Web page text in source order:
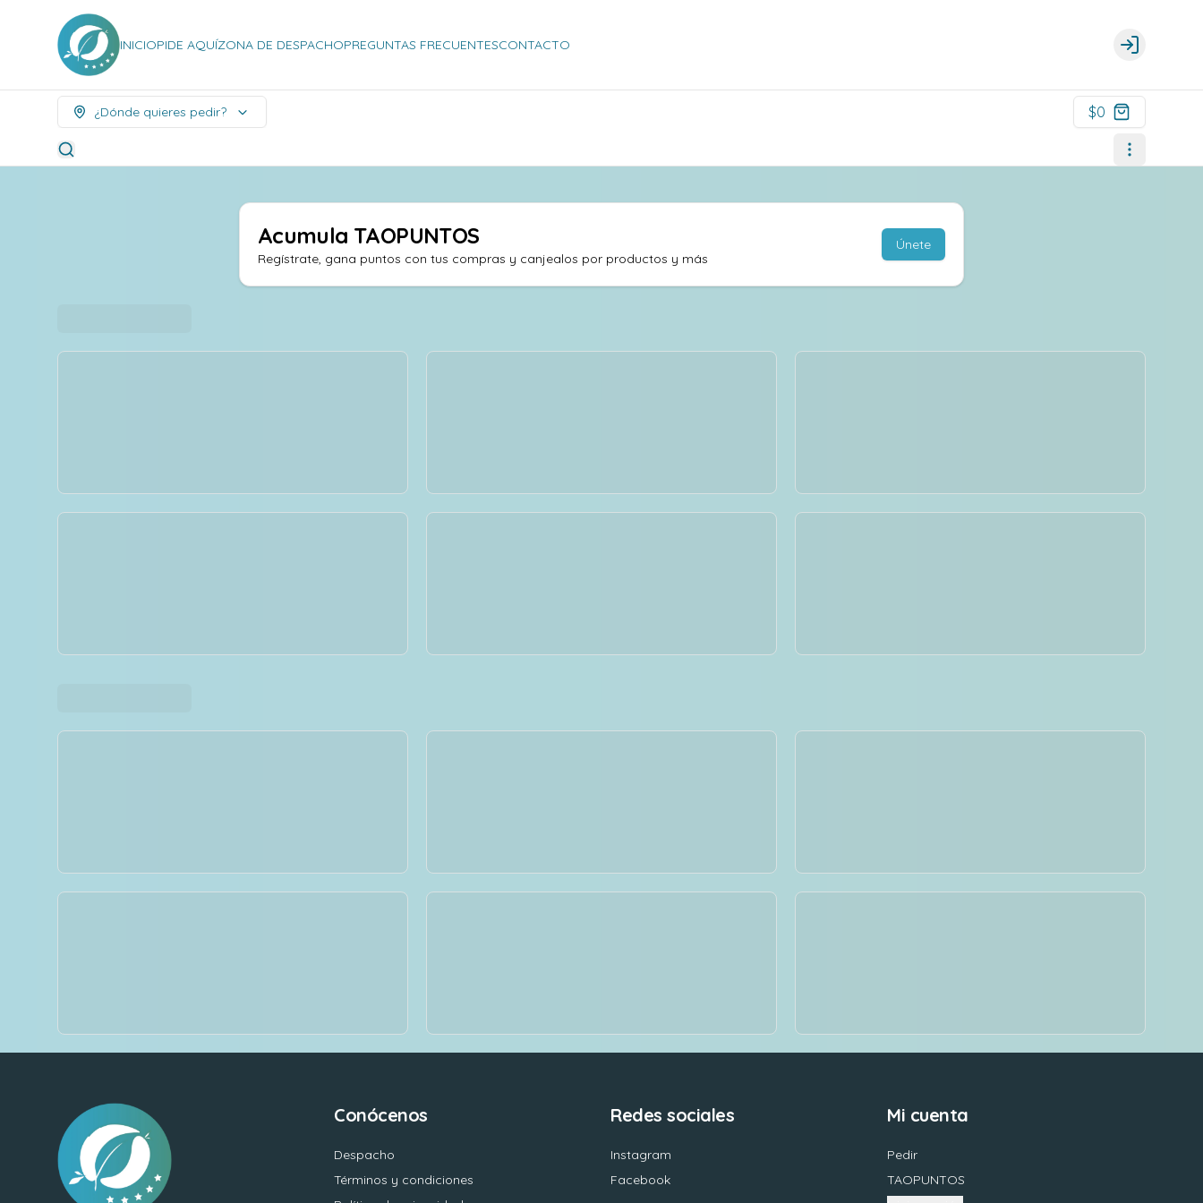
INICIOPIDE AQUÍZONA DE DESPACHOPREGUNTAS FRECUENTESCONTACTO Login
¿Dónde quieres pedir? $0
Acumula TAOPUNTOS
Regístrate, gana puntos con tus compras y canjealos por productos y más
Únete
Conócenos
Despacho
Términos y condiciones
Redes sociales
Instagram
Facebook
Mi cuenta
Pedir
TAOPUNTOS